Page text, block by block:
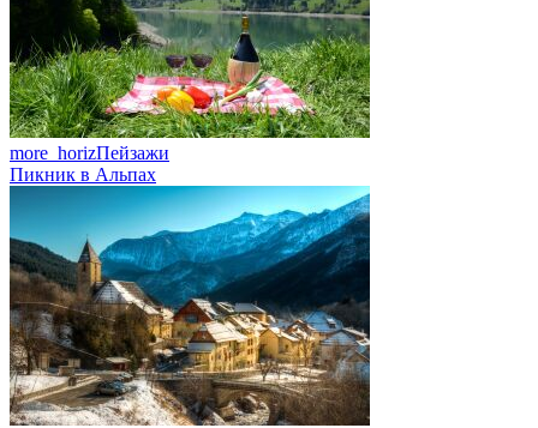
more_horizПейзажи
Пикник в Альпах